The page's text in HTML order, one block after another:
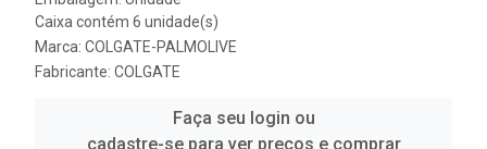
Caixa contém 6 unidade(s)
Marca: COLGATE-PALMOLIVE
Fabricante: COLGATE
Faça seu login ou
cadastre-se para ver preços e comprar